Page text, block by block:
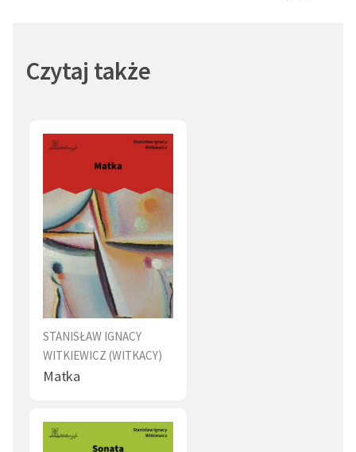
Ciało (1)
Morderstwo (1)
Nuda (1)
Pocałunek (1)
Zdrowie (1)
Dworek (1)
Twórczość (1)
Honor (1)
Zabawa (1)
Łzy (1)
Choroba (1)
Obyczaje (1)
Cierpienie (1)
Rodzina (1)
Trup (1)
Pozory (1)
Kłamstwo (1)
Zdrada (1)
Czytaj także
STANISŁAW IGNACY
WITKIEWICZ (WITKACY)
Matka